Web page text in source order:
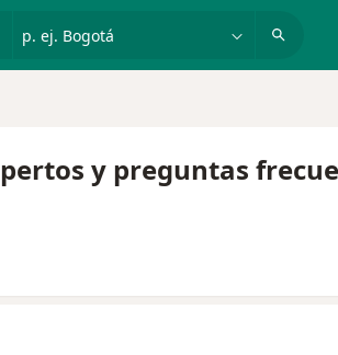
p. ej. Bogotá
y preguntas